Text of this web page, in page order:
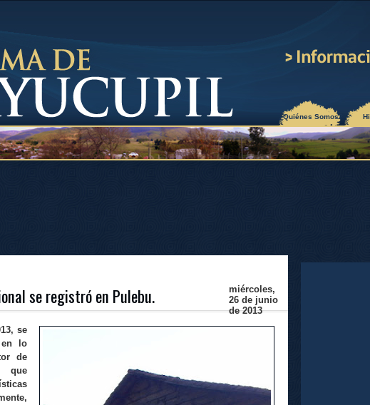
¿Quiénes Somos?
miércoles,
26 de junio
de 2013
se registró en Pulebu.
se
en lo
de
que